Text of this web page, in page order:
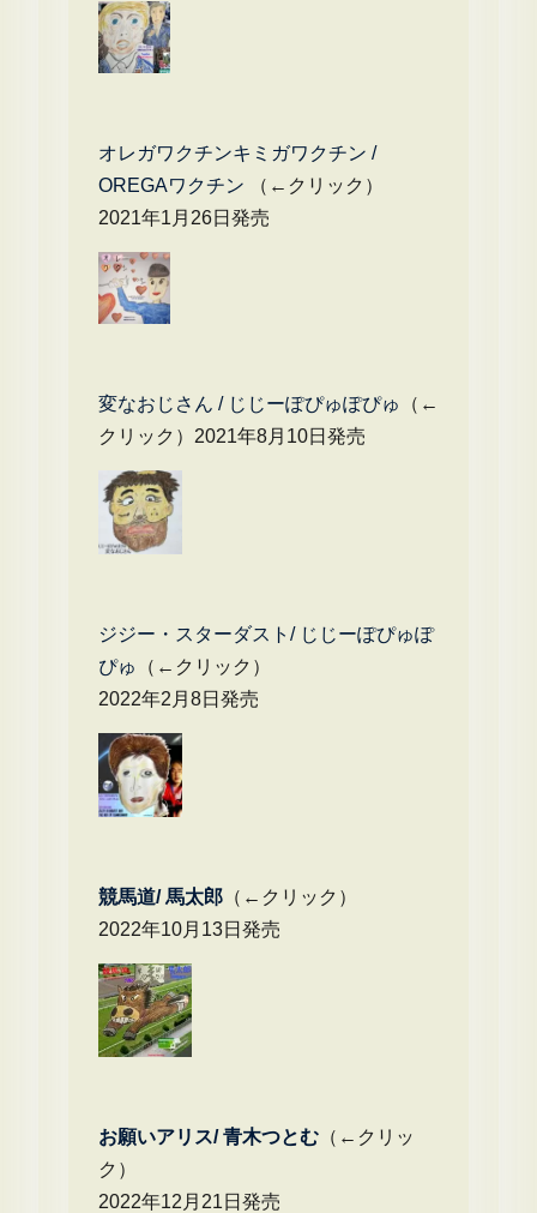
オレガワクチンキミガワクチン /
OREGAワクチン （←クリック）
2021年1月26日発売
変なおじさん / じじーぽぴゅぽぴゅ
（←
クリック）2021年8月10日発売
ジジー・スターダスト/ じじーぽぴゅぽ
ぴゅ
（←クリック）
2022年2月8日発売
競馬道/ 馬太郎（←クリック）
2022年10月13日発売
お願いアリス/ 青木つとむ（←クリッ
ク）
2022年12月21日発売